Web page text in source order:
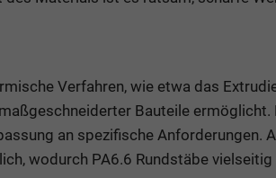
Verfahren, wie etwa das
Bauteile
an spezifische Anforderungen.
wodurch PA6.6 Rundstäbe